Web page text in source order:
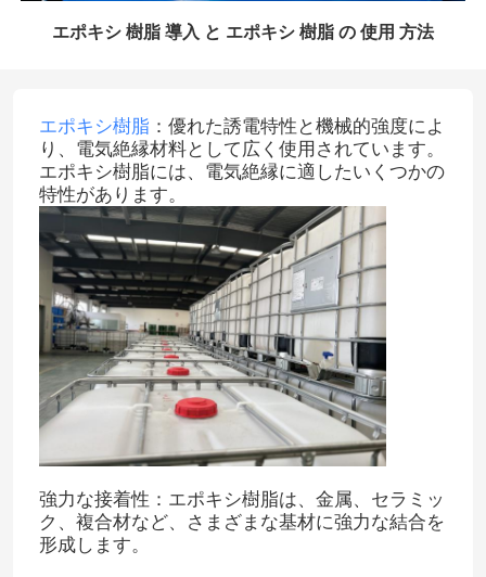
エポキシ 樹脂 導入 と エポキシ 樹脂 の 使用 方法
エポキシ樹脂 ：優れた誘電特性と機械的強度によ
り、電気絶縁材料として広く使用されています。
エポキシ樹脂には、電気絶縁に適したいくつかの
特性があります。
強力な接着性：エポキシ樹脂は、金属、セラミッ
ク、複合材など、さまざまな基材に強力な結合を
形成します。